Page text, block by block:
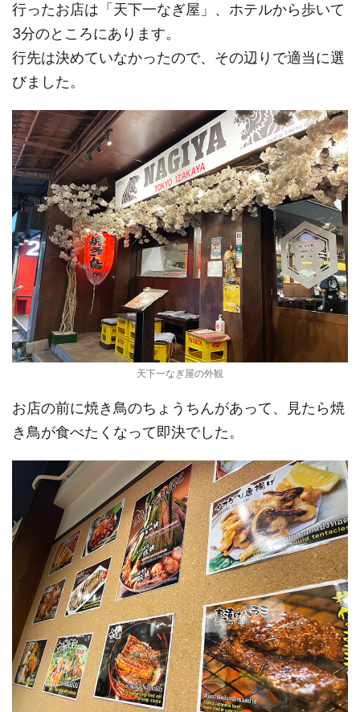
行ったお店は「天下一なぎ屋」、ホテルから歩いて
3分のところにあります。
行先は決めていなかったので、その辺りで適当に選
びました。
天下一なぎ屋の外観
お店の前に焼き鳥のちょうちんがあって、見たら焼
き鳥が食べたくなって即決でした。